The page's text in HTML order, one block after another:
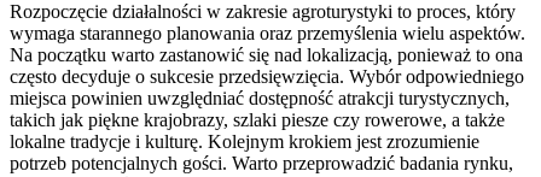
Rozpoczęcie działalności w zakresie agroturystyki to proces, który
wymaga starannego planowania oraz przemyślenia wielu aspektów.
Na początku warto zastanowić się nad lokalizacją, ponieważ to ona
często decyduje o sukcesie przedsięwzięcia. Wybór odpowiedniego
miejsca powinien uwzględniać dostępność atrakcji turystycznych,
takich jak piękne krajobrazy, szlaki piesze czy rowerowe, a także
lokalne tradycje i kulturę. Kolejnym krokiem jest zrozumienie
potrzeb potencjalnych gości. Warto przeprowadzić badania rynku,